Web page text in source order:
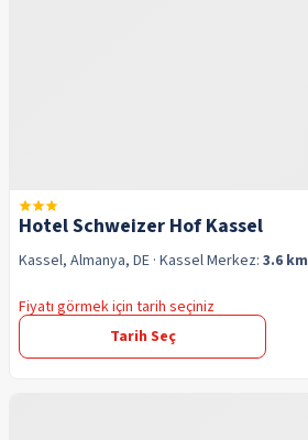
Hotel Schweizer Hof Kassel
Kassel, Almanya, DE · KasselMerkez: 3.6 km
Fiyatı görmek için tarih seçiniz
Tarih Seç